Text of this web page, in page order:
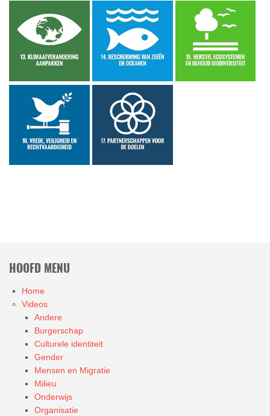
HOOFD MENU
Home
Videos
Andere
Burgerschap
Culturele identiteit
Gender
Mensen en Migratie
Milieu
Onderwijs
Organisatie